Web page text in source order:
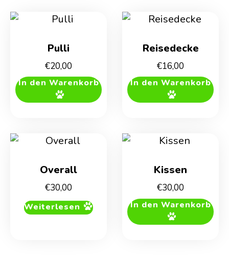
Pulli
€20,00
In den Warenkorb
Reisedecke
€16,00
In den Warenkorb
Overall
€30,00
Weiterlesen
Kissen
€30,00
In den Warenkorb